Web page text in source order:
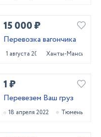
15 000 ₽
Перевозка вагончика
1 августа 2024 Ханты-Мансийск
1 ₽
Перевезем Ваш груз
18 апреля 2022 Тюмень